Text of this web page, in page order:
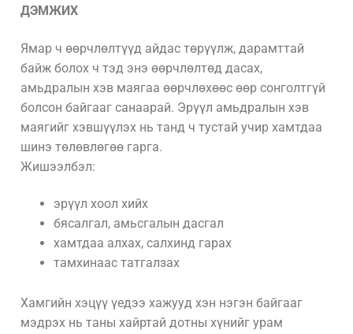
ДЭМЖИХ
Ямар ч өөрчлөлтүүд айдас төрүүлж, дарамттай
байж болох ч тэд энэ өөрчлөлтөд дасах,
амьдралын хэв маягаа өөрчлөхөөс өөр сонголтгүй
болсон байгааг санаарай. Эрүүл амьдралын хэв
маягийг хэвшүүлэх нь танд ч тустай учир хамтдаа
шинэ төлөвлөгөө гарга.
Жишээлбэл:
эрүүл хоол хийх
бясалгал, амьсгалын дасгал
хамтдаа алхах, салхинд гарах
тамхинаас татгалзах
Хамгийн хэцүү үедээ хажууд хэн нэгэн байгааг
мэдрэх нь таны хайртай дотны хүнийг урам